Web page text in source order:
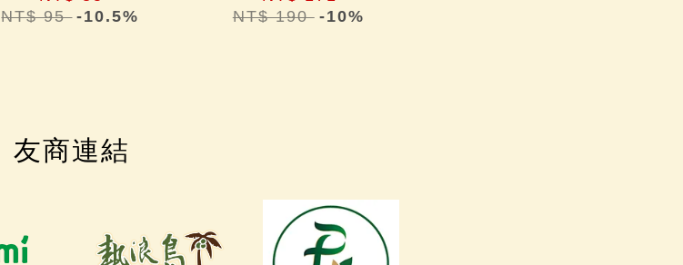
NT$ 95 -10.5%
NT$ 190 -10%
友商連結